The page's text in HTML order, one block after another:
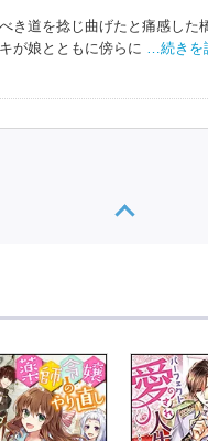
き道を捻じ曲げたと痛感し
が娘とともに傍らに …続きを